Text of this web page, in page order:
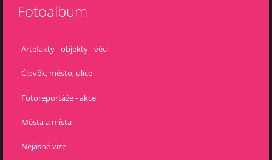
Fotoalbum
Artefakty - objekty - věci
Člověk, město, ulice
Fotoreportáže - akce
Města a místa
Nejasné vize